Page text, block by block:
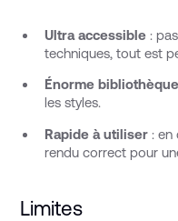
Ultra accessible:
techniques, tout est
Énorme
les styles.
Rapide à utiliser: en
rendu correct pour
Limites